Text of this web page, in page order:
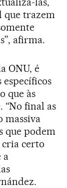
que trazem
afirma.
ONU, é
que às
“No final as
massiva
que podem
cria certo
a